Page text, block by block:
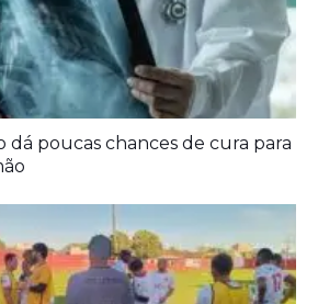
dá poucas chances de cura para